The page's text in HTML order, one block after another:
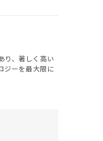
り、著しく高い
ジーを最大限に